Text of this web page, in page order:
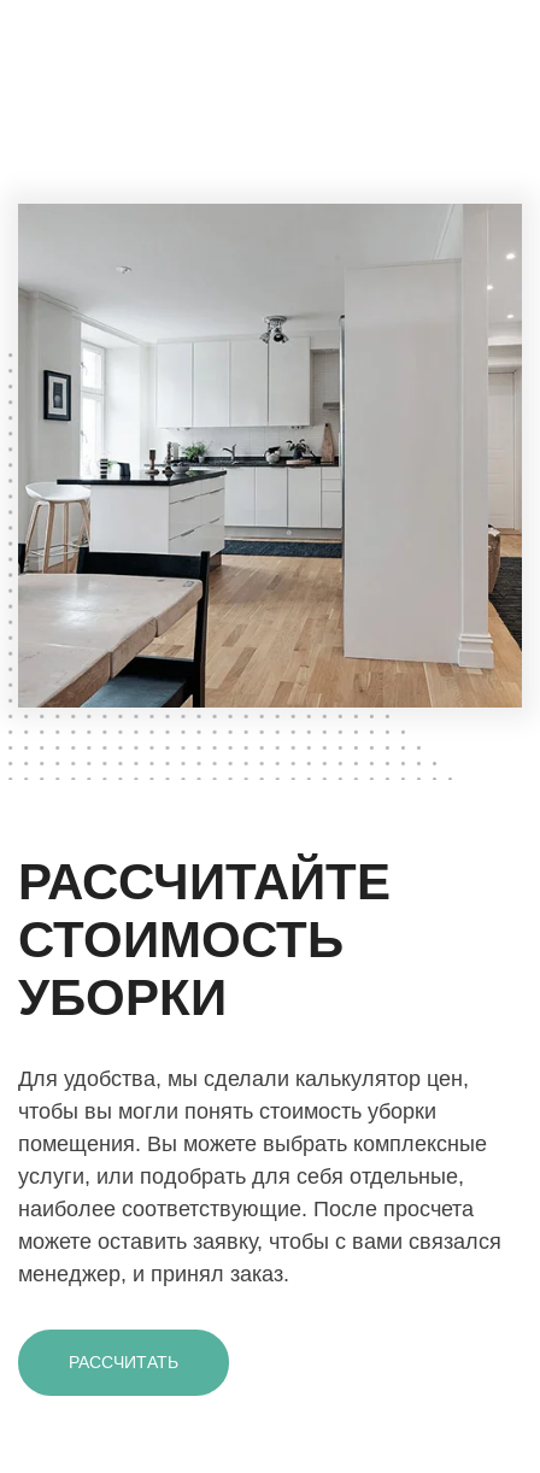
РАССЧИТАЙТЕ
СТОИМОСТЬ
УБОРКИ
Для удобства, мы сделали калькулятор цен,
чтобы вы могли понять стоимость уборки
помещения. Вы можете выбрать комплексные
услуги, или подобрать для себя отдельные,
наиболее соответствующие. После просчета
можете оставить заявку, чтобы с вами связался
менеджер, и принял заказ.
РАССЧИТАТЬ